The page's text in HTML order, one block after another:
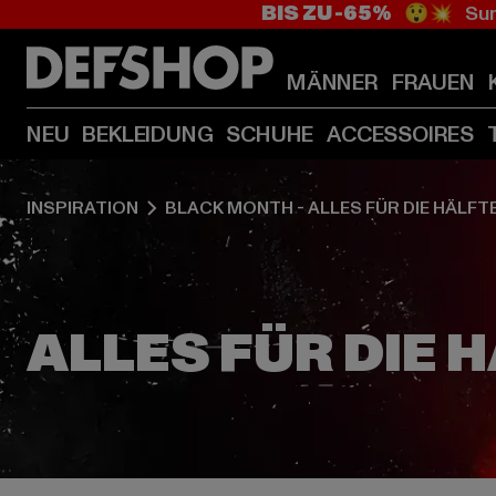
BIS ZU -65% 😲💥
MÄNNER FRAUEN
NEU BEKLEIDUNG SCHUHE ACCESSOIRES
INSPIRATION BLACK MONTH - ALLES FÜR DIE